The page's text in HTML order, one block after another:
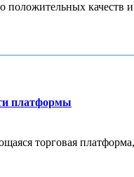
качеств
платформы
торговая